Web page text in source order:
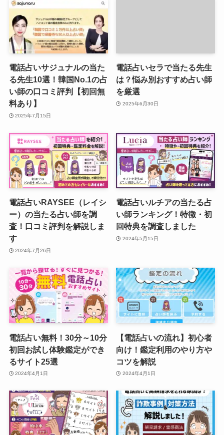
電話占いサジュナルの当た
る先生10選！韓国No.1の占
い師の口コミ評判【初回無
料あり】
2025年7月15日
電話占いセラで当たる先生
は？悩み別おすすめ占い師
を厳選
2025年6月30日
電話占いRAYSEE（レイシ
ー）の当たる占い師を調
査！口コミ評判を解説しま
す
2024年7月26日
電話占いルチアの当たる占
い師ランキング！特徴・初
回特典を調査しました
2024年5月15日
電話占い無料！30分～10分
初回お試し体験鑑定ができ
るサイト25選
2024年4月1日
【電話占いの流れ】初心者
向け！鑑定利用のやり方や
コツを解説
2024年4月1日